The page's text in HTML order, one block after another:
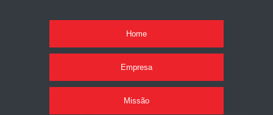
Home
Empresa
Missão